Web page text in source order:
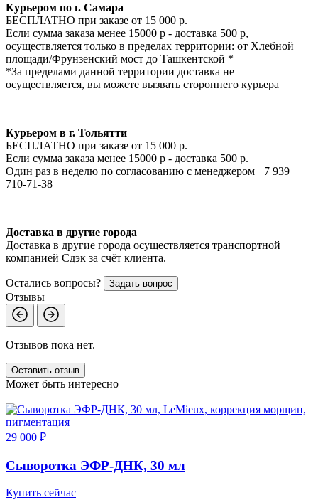
Курьером по г. Самара
БЕСПЛАТНО при заказе от 15 000 р.
Если сумма заказа менее 15000 р - доставка 500 р,
осуществляется только в пределах территории: от Хлебной
площади/Фрунзенский мост до Ташкентской *
*За пределами данной территории доставка не
осуществляется, вы можете вызвать стороннего курьера
Курьером в г. Тольятти
БЕСПЛАТНО при заказе от 15 000 р.
Если сумма заказа менее 15000 р - доставка 500 р.
Один раз в неделю по согласованию с менеджером +7 939
710-71-38
Доставка в другие города
Доставка в другие города осуществляется транспортной
компанией Сдэк за счёт клиента.
Остались вопросы? Задать вопрос
Отзывы
Отзывов пока нет.
Оставить отзыв
Может быть интересно
29 000 ₽
Сыворотка ЭФР-ДНК, 30 мл
Купить сейчас